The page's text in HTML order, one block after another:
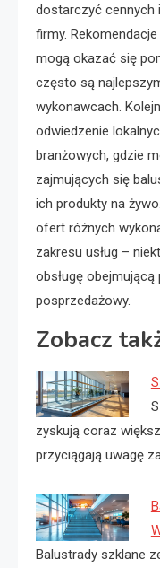
dostarczyć cennych
firmy.
mogą okazać się
często są
wykonawcach.
odwiedzenie
branżowych, gdzie
zajmujących się
ich produkty na
ofert różnych
zakresu usług –
obsługę
posprzedażowy.
Zobacz
zyskują coraz
przyciągają uwagę
Balustrady szklane